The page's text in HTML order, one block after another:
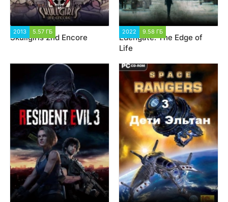
2013 5.57 ГБ
Skullgirls 2nd Encore
2022 9.58 ГБ
Edengate: The Edge of
Life